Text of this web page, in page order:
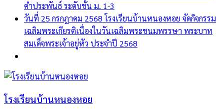
คำประพันธ์ ระดับชั้น ม. 1-3
วันที่ 25 กรกฎาคม 2568 โรงเรียนบ้านหนองหอย จัดกิจกรรม
เฉลิมพระเกียรติเนื่องในวันเฉลิมพระชนมพรรษา พระบาท
สมเด็จพระเจ้าอยู่หัว ประจำปี 2568
โรงเรียนบ้านหนองหอย